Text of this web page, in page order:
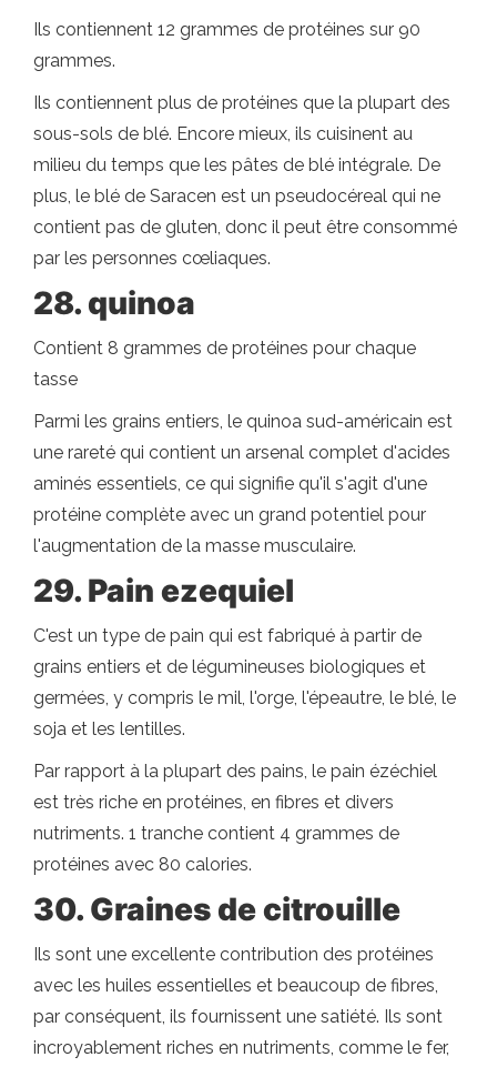
Ils contiennent 12 grammes de protéines sur 90
grammes.
Ils contiennent plus de protéines que la plupart des
sous-sols de blé. Encore mieux, ils cuisinent au
milieu du temps que les pâtes de blé intégrale. De
plus, le blé de Saracen est un pseudocéreal qui ne
contient pas de gluten, donc il peut être consommé
par les personnes cœliaques.
28. quinoa
Contient 8 grammes de protéines pour chaque
tasse
Parmi les grains entiers, le quinoa sud-américain est
une rareté qui contient un arsenal complet d'acides
aminés essentiels, ce qui signifie qu'il s'agit d'une
protéine complète avec un grand potentiel pour
l'augmentation de la masse musculaire.
29. Pain ezequiel
C'est un type de pain qui est fabriqué à partir de
grains entiers et de légumineuses biologiques et
germées, y compris le mil, l'orge, l'épeautre, le blé, le
soja et les lentilles.
Par rapport à la plupart des pains, le pain ézéchiel
est très riche en protéines, en fibres et divers
nutriments. 1 tranche contient 4 grammes de
protéines avec 80 calories.
30. Graines de citrouille
Ils sont une excellente contribution des protéines
avec les huiles essentielles et beaucoup de fibres,
par conséquent, ils fournissent une satiété. Ils sont
incroyablement riches en nutriments, comme le fer,